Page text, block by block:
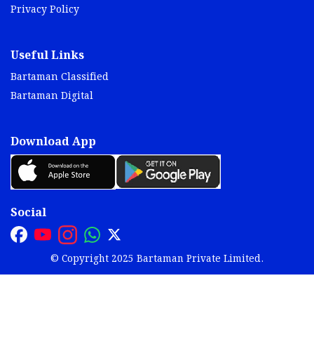
Privacy Policy
Useful Links
Bartaman Classified
Bartaman Digital
Download App
Social
© Copyright 2025 Bartaman Private Limited.